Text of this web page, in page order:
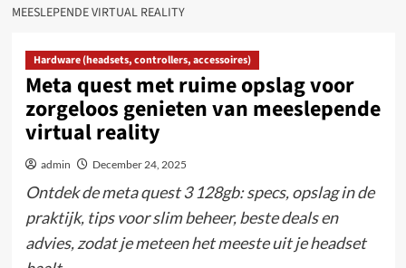
MEESLEPENDE VIRTUAL REALITY
Hardware (headsets, controllers, accessoires)
Meta quest met ruime opslag voor
zorgeloos genieten van meeslepende
virtual reality
admin December 24, 2025
Ontdek de meta quest 3 128gb: specs, opslag in de
praktijk, tips voor slim beheer, beste deals en
advies, zodat je meteen het meeste uit je headset